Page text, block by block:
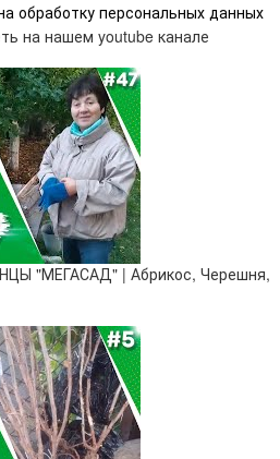
обработку персональных данных
на нашем youtube канале
"МЕГАСАД" | Абрикос, Черешня,